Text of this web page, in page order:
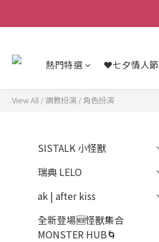
熱門特選 ❤️七夕情人節
View All /調教扮演 / 角色扮演
SISTALK 小怪獸
瑞典 LELO
ak | after kiss
全新登場🆕怪獸集合
MONSTER HUB🌀